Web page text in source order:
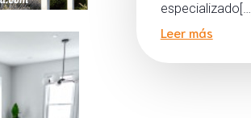
especializado[…]
Leer más